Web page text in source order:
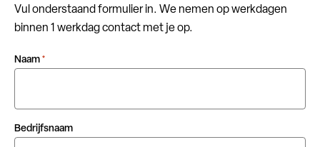
Vul onderstaand formulier in. We nemen op werkdagen
binnen 1 werkdag contact met je op.
Naam *
Bedrijfsnaam